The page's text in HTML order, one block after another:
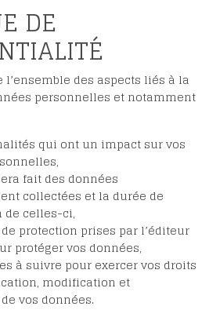
DE
l’ensemble des aspects liés à la
personnelles et notamment
qui ont un impact sur vos
fait des données
collectées et la durée de
de celles-ci,
protection prises par l’éditeur
protéger vos données,
à suivre pour exercer vos droits
modification et
vos données.